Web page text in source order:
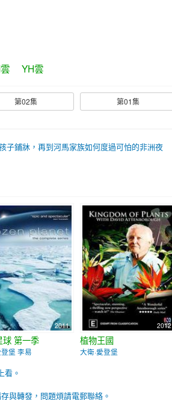
YH雲
第02集 第01集
子鋪牀，再到河馬家族如何度過可怕的非洲夜
2011
球 第一季
登堡 李易
2012
植物王國
大衛·愛登堡
看。
與轉發，問題煩請電郵聯絡。